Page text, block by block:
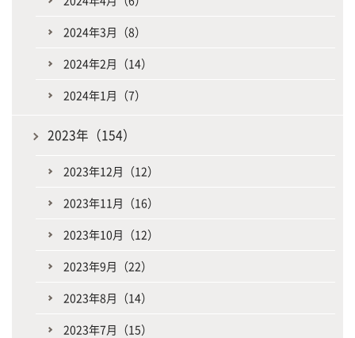
2024年3月（8）
2024年2月（14）
2024年1月（7）
2023年（154）
2023年12月（12）
2023年11月（16）
2023年10月（12）
2023年9月（22）
2023年8月（14）
2023年7月（15）